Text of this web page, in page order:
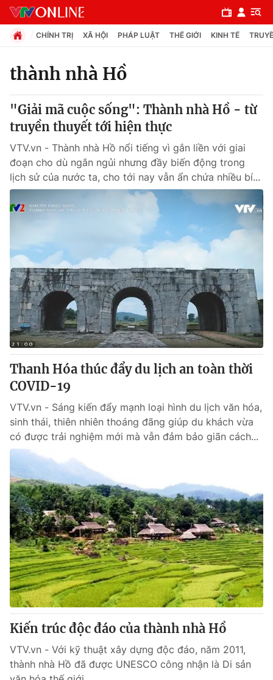
Chuyên mục
Chính trị
Xã hội
Pháp luật
Thế giới
Tin tức
Thế giới đó đây
Câu chuyện quốc tế
Kinh tế
Tài chính
Thị trường
Góc doanh nghiệp
Dữ liệu và đời sống
Truyền hình
Hậu trường
Nhân vật
Giải sao mai
Giải trí
Điện ảnh
Âm nhạc
Sao
Đời sống
Làm đẹp
Chất lượng cuộc sống
Giáo dục
Tuyển sinh
Học trực tuyến
Công nghệ
Hitech Công nghệ tương lai
Sản phẩm
Thị trường
Tư vấn
Giao lưu trực tuyến
Lịch phát sóng
Chuyên mục khác
Emagazine Podcast
CHÍNH TRỊ XÃ HỘI PHÁP LUẬT THẾ GIỚI KINH TẾ
thành nhà Hồ
"Giải mã cuộc sống": Thành nhà Hồ - từ
truyền thuyết tới hiện thực
VTV.vn - Thành nhà Hồ nổi tiếng vì gắn liền với giai
đoạn cho dù ngắn ngủi nhưng đầy biến động trong
lịch sử của nước ta, cho tới nay vẫn ẩn chứa nhiều bí...
Thanh Hóa thúc đẩy du lịch an toàn thời
COVID-19
VTV.vn - Sáng kiến đẩy mạnh loại hình du lịch văn hóa,
sinh thái, thiên nhiên thoáng đãng giúp du khách vừa
có được trải nghiệm mới mà vẫn đảm bảo giãn cách...
Kiến trúc độc đáo của thành nhà Hồ
VTV.vn - Với kỹ thuật xây dựng độc đáo, năm 2011,
thành nhà Hồ đã được UNESCO công nhận là Di sản